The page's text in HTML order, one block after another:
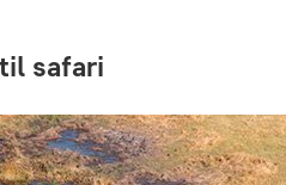
safari